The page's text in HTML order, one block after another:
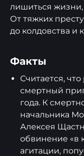
лишиться
От тяжких
до колдовства и
Факты
Считается, что
смертный
года. К
начальника
Алексея
обвинение «в
агитации,